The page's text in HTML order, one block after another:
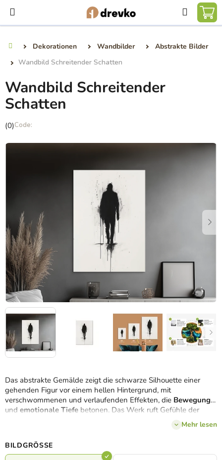
Inhalt
springen
Suchen
Dekorationen Wandbilder
Abstrakte Bilder
Wandbild Schreitender Schatten
Das abstrakte Gemälde zeigt die schwarze Silhouette einer
gehenden Figur vor einem hellen Hintergrund, mit
verschwommenen und verlaufenden Effekten, die Bewegung
und emotionale Tiefe betonen. Das Werk ruft Gefühle der
Einsamkeit, der Verwandlung oder der inneren Reise hervor.
Mehr lesen
BILDGRÖSSE
Wandbild Schreitender
Schatten
Die
Produktbewertung
(0)